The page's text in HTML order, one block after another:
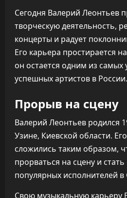
Сегодня Валерий Леонтьев
творческую деятельность,
концерты и радует
Его карьера простирается
он остается одним из самых
успешных артистов в России.
Прорыв на сцену
Валерий Леонтьев родился
Узине, Киевской области.
сложились таким образом,
прорваться на сцену и
популярных исполнителей
Свою музыкальную карьеру